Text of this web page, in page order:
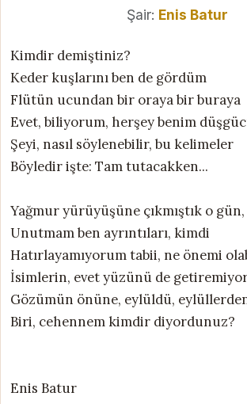
Şair: Enis Batur
Kimdir demiştiniz?
Keder kuşlarını ben de gördüm
Flütün ucundan bir oraya bir buraya
Evet, biliyorum, herşey benim
Şeyi, nasıl söylenebilir, bu kelimeler
Böyledir işte: Tam tutacakken...
Yağmur yürüyüşüne çıkmıştık o gün,
Unutmam ben ayrıntıları, kimdi
Hatırlayamıyorum tabii, ne önemi
İsimlerin, evet yüzünü de
Gözümün önüne, eylüldü,
Biri, cehennem kimdir diyordunuz?
Enis Batur